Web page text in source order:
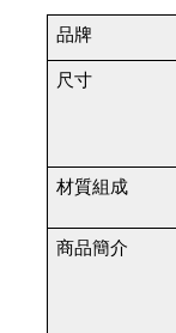
品牌
尺寸
材質組成
商品簡介